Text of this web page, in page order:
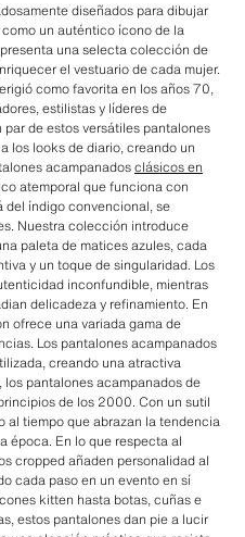
diseñados para dibujar
un auténtico ícono de la
una selecta colección de
el vestuario de cada mujer.
como favorita en los años 70,
estilistas y líderes de
de estos versátiles pantalones
los looks de diario, creando un
acampanadosclásicos en
atemporal que funciona con
del índigo convencional, se
Nuestra colección introduce
paleta de matices azules, cada
y un toque de singularidad. Los
inconfundible, mientras
delicadeza y refinamiento. En
ofrece una variada gama de
Los pantalones acampanados
creando una atractiva
pantalones acampanados de
de los 2000. Con un sutil
al tiempo que abrazan la tendencia
época. En lo que respecta al
cropped añaden personalidad al
cada paso en un evento en sí
kitten hasta botas, cuñas e
estos pantalones dan pie a lucir